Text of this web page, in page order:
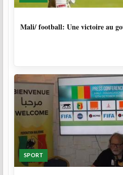
Mali/ football: Une victoire au
SPORT